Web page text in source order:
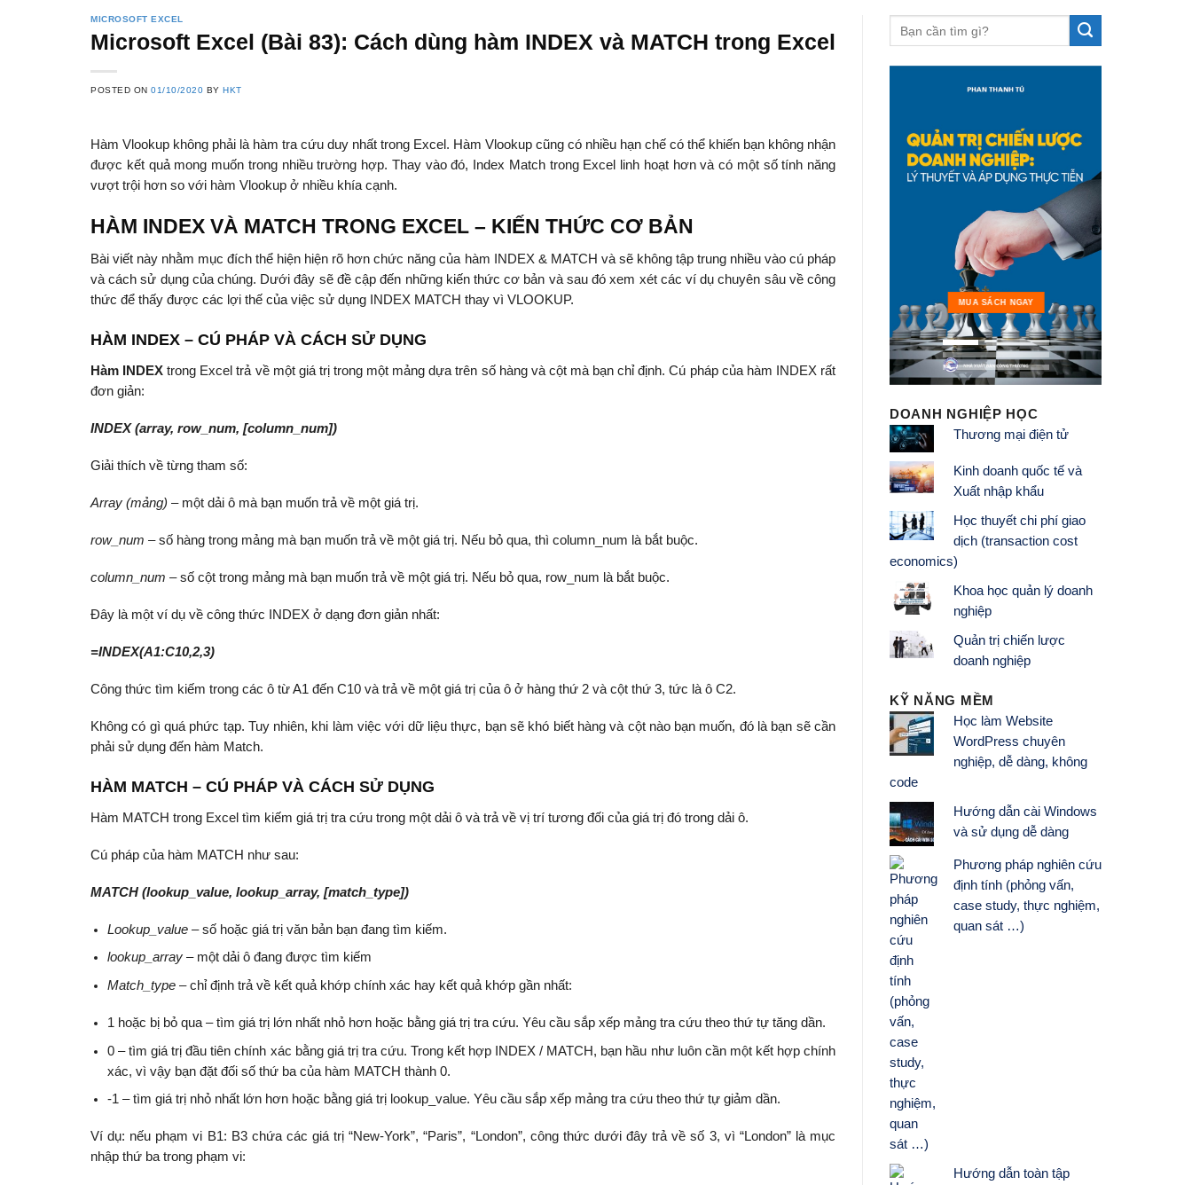
MICROSOFT EXCEL
Microsoft Excel (Bài 83): Cách dùng hàm INDEX và MATCH trong Excel
POSTED ON01/10/2020 BYHKT
Hàm Vlookup không phải là hàm tra cứu duy nhất trong Excel. Hàm Vlookup cũng có nhiều hạn chế có thể khiến bạn không nhận
được kết quả mong muốn trong nhiều trường hợp. Thay vào đó, Index Match trong Excel linh hoạt hơn và có một số tính năng
vượt trội hơn so với hàm Vlookup ở nhiều khía cạnh.
HÀM INDEX VÀ MATCH TRONG EXCEL – KIẾN THỨC CƠ BẢN
Bài viết này nhằm mục đích thể hiện hiện rõ hơn chức năng của hàm INDEX & MATCH và sẽ không tập trung nhiều vào cú pháp
và cách sử dụng của chúng. Dưới đây sẽ đề cập đến những kiến thức cơ bản và sau đó xem xét các ví dụ chuyên sâu về công
thức để thấy được các lợi thế của việc sử dụng INDEX MATCH thay vì VLOOKUP.
HÀM INDEX – CÚ PHÁP VÀ CÁCH SỬ DỤNG
Hàm INDEXtrong Excel trả về một giá trị trong một mảng dựa trên số hàng và cột mà bạn chỉ định. Cú pháp của hàm INDEX rất
đơn giản:
INDEX (array, row_num, [column_num])
Giải thích về từng tham số:
Array (mảng) – một dải ô mà bạn muốn trả về một giá trị.
row_num –số hàng trong mảng mà bạn muốn trả về một giá trị. Nếu bỏ qua, thì column_num là bắt buộc.
column_num –số cột trong mảng mà bạn muốn trả về một giá trị. Nếu bỏ qua, row_num là bắt buộc.
Đây là một ví dụ về công thức INDEX ở dạng đơn giản nhất:
=INDEX(A1:C10,2,3)
Công thức tìm kiếm trong các ô từ A1 đến C10 và trả về một giá trị của ô ở hàng thứ 2 và cột thứ 3, tức là ô C2.
Không có gì quá phức tạp. Tuy nhiên, khi làm việc với dữ liệu thực, bạn sẽ khó biết hàng và cột nào bạn muốn, đó là bạn sẽ cần
phải sử dụng đến hàm Match.
HÀM MATCH – CÚ PHÁP VÀ CÁCH SỬ DỤNG
Hàm MATCH trong Excel tìm kiếm giá trị tra cứu trong một dải ô và trả về vị trí tương đối của giá trị đó trong dải ô.
Cú pháp của hàm MATCH như sau:
MATCH (lookup_value, lookup_array, [match_type])
Lookup_value –số hoặc giá trị văn bản bạn đang tìm kiếm.
lookup_array –một dải ô đang được tìm kiếm
Match_type– chỉ định trả về kết quả khớp chính xác hay kết quả khớp gần nhất:
1 hoặc bị bỏ qua – tìm giá trị lớn nhất nhỏ hơn hoặc bằng giá trị tra cứu. Yêu cầu sắp xếp mảng tra cứu theo thứ tự tăng dần.
0 – tìm giá trị đầu tiên chính xác bằng giá trị tra cứu. Trong kết hợp INDEX / MATCH, bạn hầu như luôn cần một kết hợp chính
xác, vì vậy bạn đặt đối số thứ ba của hàm MATCH thành 0.
-1 – tìm giá trị nhỏ nhất lớn hơn hoặc bằng giá trị lookup_value. Yêu cầu sắp xếp mảng tra cứu theo thứ tự giảm dần.
Ví dụ: nếu phạm vi B1: B3 chứa các giá trị “New-York”, “Paris”, “London”, công thức dưới đây trả về số 3, vì “London” là mục
nhập thứ ba trong phạm vi:
MUA SÁCH NGAY
DOANH NGHIỆP HỌC
Thương mại điện tử
Kinh doanh quốc tế và
Xuất nhập khẩu
Học thuyết chi phí giao
dịch (transaction cost
economics)
Khoa học quản lý doanh
nghiệp
Quản trị chiến lược
doanh nghiệp
KỸ NĂNG MỀM
Học làm Website
WordPress chuyên
nghiệp, dễ dàng, không
code
Hướng dẫn cài Windows
và sử dụng dễ dàng
Phương pháp nghiên cứu
định tính (phỏng vấn,
case study, thực nghiệm,
quan sát …)
Hướng dẫn toàn tập